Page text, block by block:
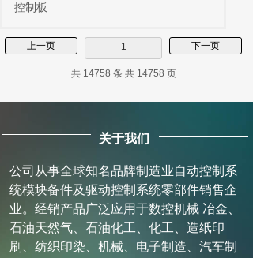
控制板
上一页 1 下一页
共 14758 条 共 14758 页
关于我们
公司从事全球知名品牌制造业自动控制系
统模块备件及驱动控制系统零部件销售企
业。经销产品广泛应用于数控机械 冶金、
石油天然气、石油化工、化工、造纸印
刷、纺织印染、机械、电子制造、汽车制